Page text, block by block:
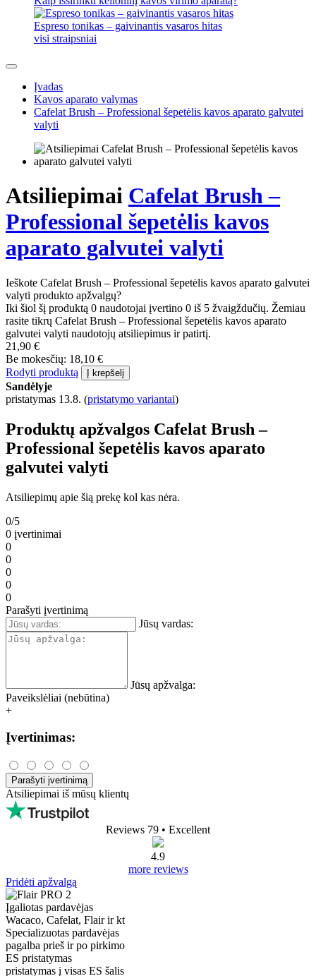
Espreso tonikas – gaivinantis vasaros hitas
visi straipsniai
Įvadas
Kavos aparato valymas
Cafelat Brush – Professional šepetėlis kavos aparato galvutei
valyti
Atsiliepimai Cafelat Brush –
Professional šepetėlis kavos
aparato galvutei valyti
Ieškote Cafelat Brush – Professional šepetėlis kavos aparato galvutei
valyti produkto apžvalgų?
Iki šiol šį produktą 0 naudotojai įvertino 0 iš 5 žvaigždučių. Žemiau
rasite tikrų Cafelat Brush – Professional šepetėlis kavos aparato
galvutei valyti naudotojų atsiliepimus ir patirtį.
21,90 €
Be mokesčių: 18,10 €
Rodyti produktą
Į krepšelį
Sandėlyje
pristatymas 13.8. (pristatymo variantai)
Produktų apžvalgos Cafelat Brush –
Professional šepetėlis kavos aparato
galvutei valyti
Atsiliepimų apie šią prekę kol kas nėra.
0/5
0 įvertinimai
0
0
0
0
0
Parašyti įvertinimą
Jūsų vardas:
Jūsų apžvalga:
Paveikslėliai (nebūtina)
+
Įvertinimas:
Parašyti įvertinimą
Atsiliepimai iš mūsų klientų
Reviews 79 • Excellent
4.9
more reviews
Pridėti apžvalgą
Įgaliotas pardavėjas
Wacaco, Cafelat, Flair ir kt
Specializuotas pardavėjas
pagalba prieš ir po pirkimo
ES pristatymas
pristatymas į visas ES šalis